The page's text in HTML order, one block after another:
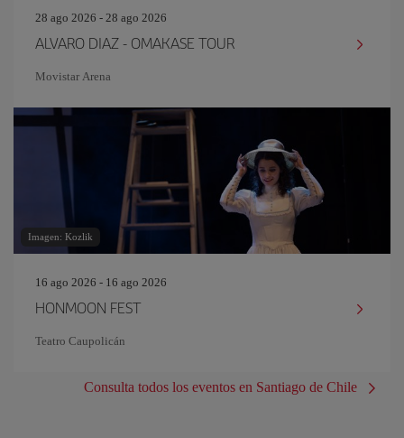
28 ago 2026 - 28 ago 2026
ALVARO DIAZ - OMAKASE TOUR
Movistar Arena
Imagen: Kozlik
16 ago 2026 - 16 ago 2026
HONMOON FEST
Teatro Caupolicán
Consulta todos los eventos en Santiago de Chile